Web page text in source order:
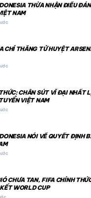
THỪA NHẬN ĐIỀU
NAM
CHỈ THẲNG TỬ HUYỆT
CHÂN SÚT VĨ ĐẠI NHẤT
VIỆT NAM
NÓI VỀ QUYẾT ĐỊNH
CHƯA TAN, FIFA CHÍNH
WORLD CUP